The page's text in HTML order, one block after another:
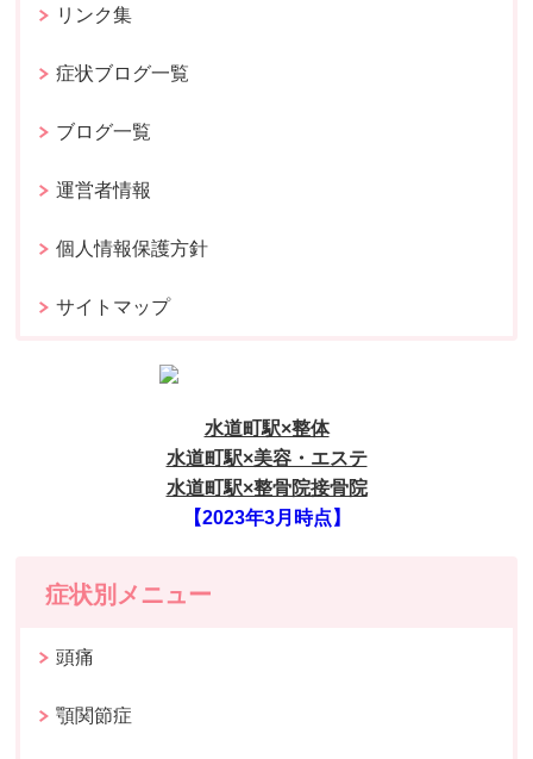
リンク集
症状ブログ一覧
ブログ一覧
運営者情報
個人情報保護方針
サイトマップ
水道町駅×整体
水道町駅×美容・エステ
水道町駅×整骨院接骨院
【2023年3月時点】
症状別メニュー
頭痛
顎関節症